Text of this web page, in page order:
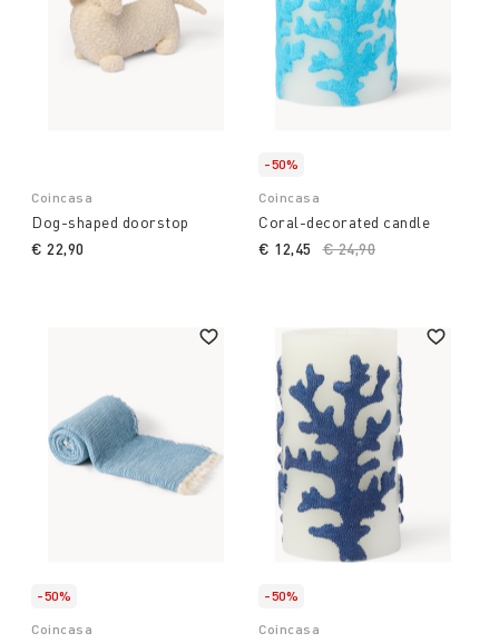
Coincasa
Dog-shaped doorstop
€ 22,90
-50%
Coincasa
Coral-decorated candle
Price reduced from
€ 24,90
€ 12,45
-50%
Coincasa
-50%
Coincasa